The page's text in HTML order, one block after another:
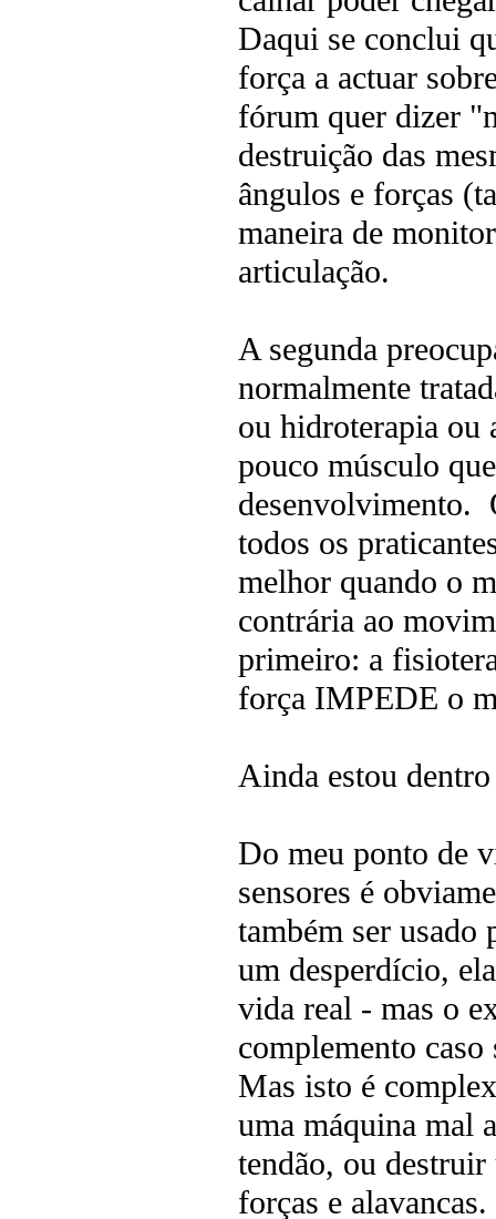
Daqui se conclui
força a actuar
fórum quer dizer
destruição das
ângulos e forças
maneira de
articulação.
A segunda
normalmente
ou hidroterapia ou
pouco músculo
desenvolvimento.
todos os
melhor quando o
contrária ao
primeiro: a
força IMPEDE o
Ainda estou
Do meu ponto de
sensores é
também ser usado
um desperdício,
vida real - mas o
complemento caso
Mas isto é
uma máquina mal
tendão, ou
forças e